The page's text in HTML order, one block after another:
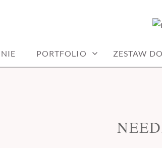
PORTFOLIO ZESTAW